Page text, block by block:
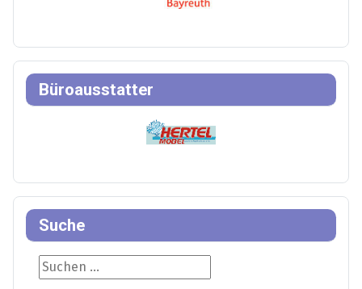
Büroausstatter
Suche
Suche